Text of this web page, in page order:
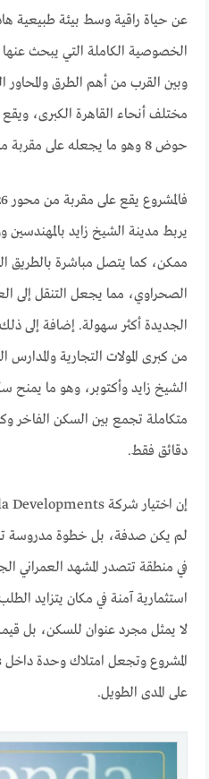
عن حياة راقية وسط بيئة طبيعية
الخصوصية الكاملة التي يبحث
وبين القرب من أهم الطرق والمحاور
مختلف أنحاء القاهرة الكبرى،
حوض 8 وهو ما يجعله على مقربة من أهم المعالم الحيوية والمشهورة.
يربط مدينة الشيخ زايد
ممكن، كما يتصل مباشرة بالطريق
الصحراوي، مما يجعل التنقل إلى
الجديدة أكثر سهولة. إضافة إلى
من كبرى المولات التجارية
الشيخ زايد وأكتوبر، وهو ما يمنح
متكاملة تجمع بين السكن الفاخر
دقائق فقط.
لم يكن صدفة، بل خطوة مدروسة
في منطقة تتصدر المشهد العمراني
استثمارية آمنة في مكان يتزايد
لا يمثل مجرد عنوان للسكن، بل
على المدى الطويل.